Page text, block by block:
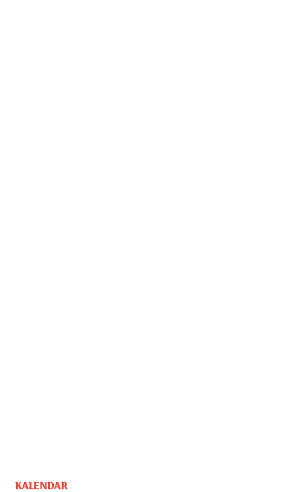
KALENDAR